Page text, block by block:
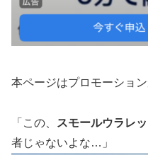
本ページはプロモーショ
「この、 スモールウラレ
者じゃないよな…」